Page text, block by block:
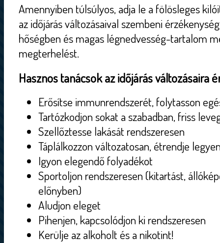
Amennyiben túlsúlyos, adja le a fölösleges
az időjárás változásaival szembeni
hőségben és magas légnedvesség-tartalom
megterhelést.
Hasznos tanácsok az időjárás változásaira
Erősítse immunrendszerét, folytasson
Tartózkodjon sokat a szabadban, friss
Szellőztesse lakását rendszeresen
Táplálkozzon változatosan, étrendje
Igyon elegendő folyadékot
Sportoljon rendszeresen (kitartást,
előnyben)
Aludjon eleget
Pihenjen, kapcsolódjon ki rendszeresen
Kerülje az alkoholt és a nikotint!